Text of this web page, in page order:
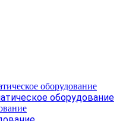
оборудование